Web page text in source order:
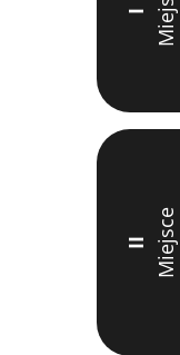
I
II Miejsce